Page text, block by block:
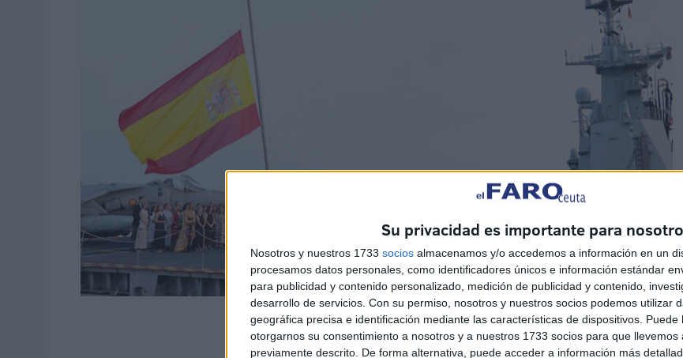
Su privacidad es importante para
Nosotros y nuestros 1733 socios almacenamos y/o accedemos a información en un
procesamos datos personales, como identificadores únicos e información estándar
para publicidad y contenido personalizado, medición de publicidad y contenido,
desarrollo de servicios. Con su permiso, nosotros y nuestros socios podemos utilizar
geográfica precisa e identificación mediante las características de dispositivos. Puede
otorgarnos su consentimiento a nosotros y a nuestros 1733 socios para que
previamente descrito. De forma alternativa, puede acceder a información más